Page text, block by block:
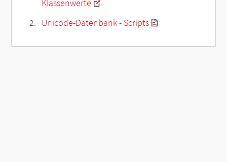
Klassenwerte
Unicode-Datenbank - Scripts